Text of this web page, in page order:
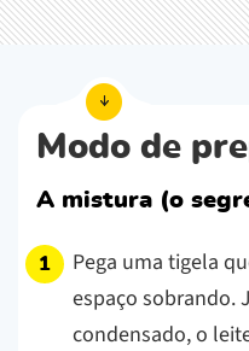
Modo de
A mistura (o
Pega uma tigela
espaço sobrando.
condensado, o